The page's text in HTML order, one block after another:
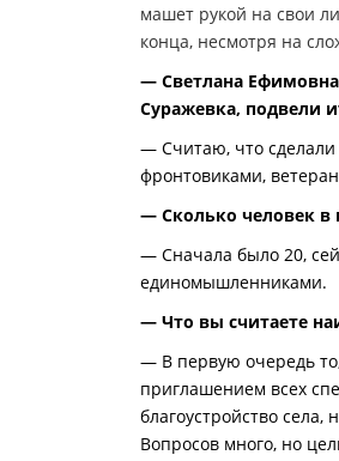
машет рукой на свои
конца, несмотря на
— Светлана
Суражевка, подвели
— Считаю, что сделали
фронтовиками,
— Сколько человек в
— Сначала было 20,
единомышленниками.
— Что вы считаете
— В первую очередь
приглашением всех
благоустройство
Вопросов много, но